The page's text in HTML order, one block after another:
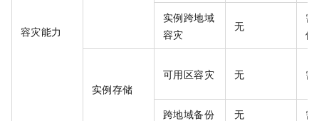
容灾能力
实例跨地域
容灾
无
需
例
实例存储
可用区容灾 无 需
跨地域备份 无 需